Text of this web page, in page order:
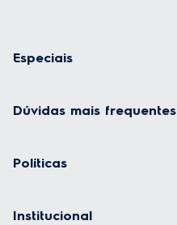
Especiais
Dúvidas mais frequentes
Políticas
Institucional